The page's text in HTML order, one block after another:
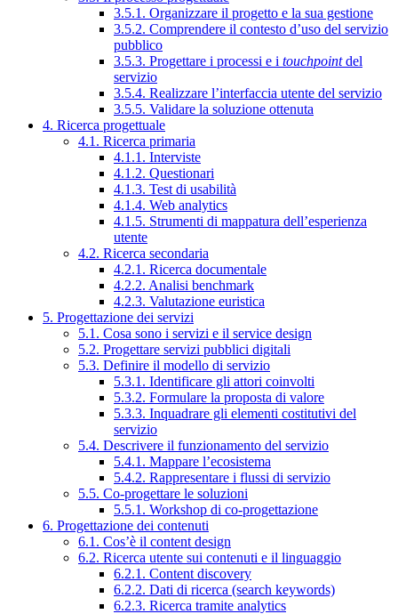
3.5.1. Organizzare il progetto e la sua gestione
3.5.2. Comprendere il contesto d’uso del servizio
pubblico
3.5.3. Progettare i processi e i touchpointdel
servizio
3.5.4. Realizzare l’interfaccia utente del servizio
3.5.5. Validare la soluzione ottenuta
4. Ricerca progettuale
4.1. Ricerca primaria
4.1.1. Interviste
4.1.2. Questionari
4.1.3. Test di usabilità
4.1.4. Web analytics
4.1.5. Strumenti di mappatura dell’esperienza
utente
4.2. Ricerca secondaria
4.2.1. Ricerca documentale
4.2.2. Analisi benchmark
4.2.3. Valutazione euristica
5. Progettazione dei servizi
5.1. Cosa sono i servizi e il service design
5.2. Progettare servizi pubblici digitali
5.3. Definire il modello di servizio
5.3.1. Identificare gli attori coinvolti
5.3.2. Formulare la proposta di valore
5.3.3. Inquadrare gli elementi costitutivi del
servizio
5.4. Descrivere il funzionamento del servizio
5.4.1. Mappare l’ecosistema
5.4.2. Rappresentare i flussi di servizio
5.5. Co-progettare le soluzioni
5.5.1. Workshop di co-progettazione
6. Progettazione dei contenuti
6.1. Cos’è il content design
6.2. Ricerca utente sui contenuti e il linguaggio
6.2.1. Content discovery
6.2.2. Dati di ricerca (search keywords)
6.2.3. Ricerca tramite analytics